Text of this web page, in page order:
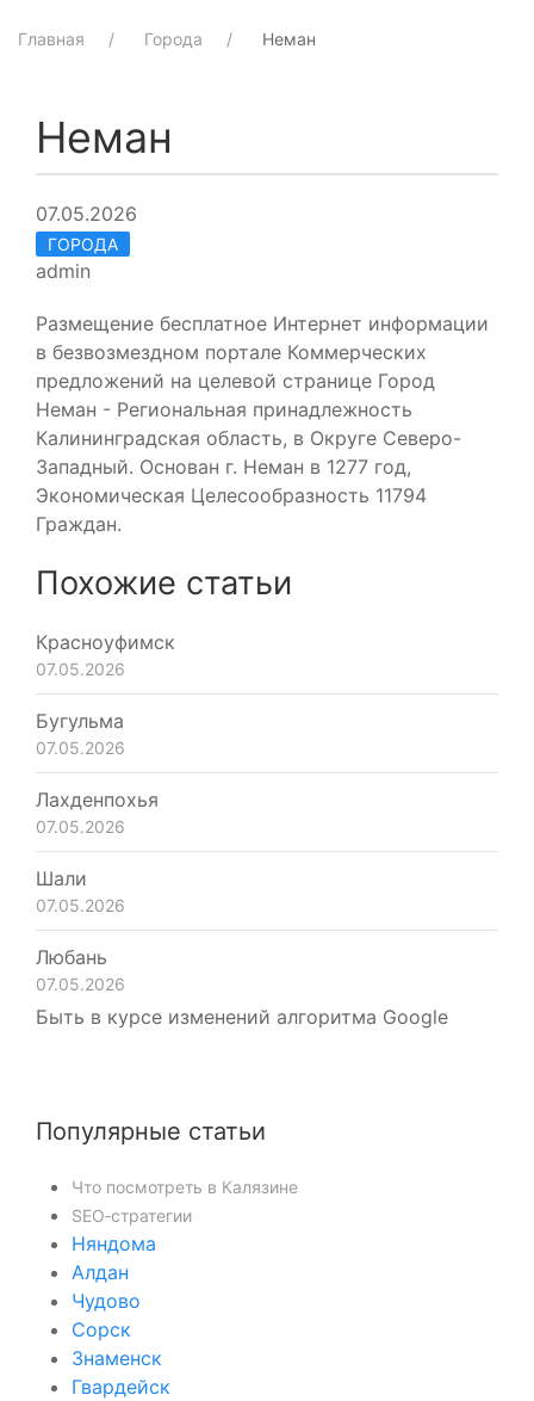
Главная Города Неман
Неман
07.05.2026
ГОРОДА
admin
Размещение бесплатное Интернет информации
в безвозмездном портале Коммерческих
предложений на целевой странице Город
Неман - Региональная принадлежность
Калининградская область, в Округе Северо-
Западный. Основан г. Неман в 1277 год,
Экономическая Целесообразность 11794
Граждан.
Похожие статьи
Красноуфимск
07.05.2026
Бугульма
07.05.2026
Лахденпохья
07.05.2026
Шали
07.05.2026
Любань
07.05.2026
Быть в курсе изменений алгоритма Google
Популярные статьи
Что посмотреть в Калязине
SEO‑стратегии
Няндома
Алдан
Чудово
Сорск
Знаменск
Гвардейск